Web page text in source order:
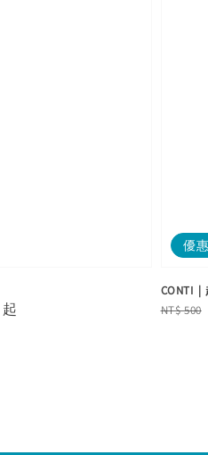
起
優惠
CONTI
Regular
NT$ 500